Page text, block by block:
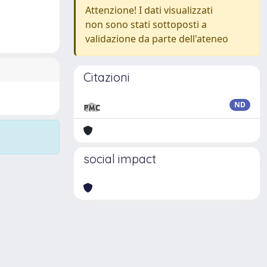
Attenzione! I dati visualizzati
non sono stati sottoposti a
validazione da parte dell'ateneo
Citazioni
ND
social impact